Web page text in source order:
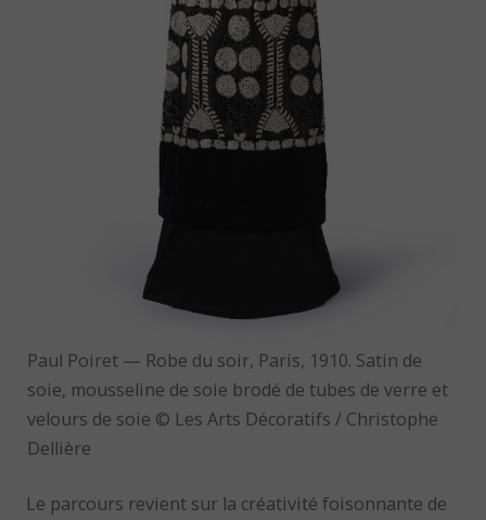
Paul Poiret — Robe du soir, Paris, 1910. Satin de
soie, mousseline de soie brodé de tubes de verre et
velours de soie © Les Arts Décoratifs / Christophe
Dellière
Le parcours revient sur la créativité foisonnante de